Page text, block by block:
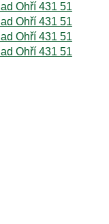
Ohří 431 51
Ohří 431 51
Ohří 431 51
Ohří 431 51